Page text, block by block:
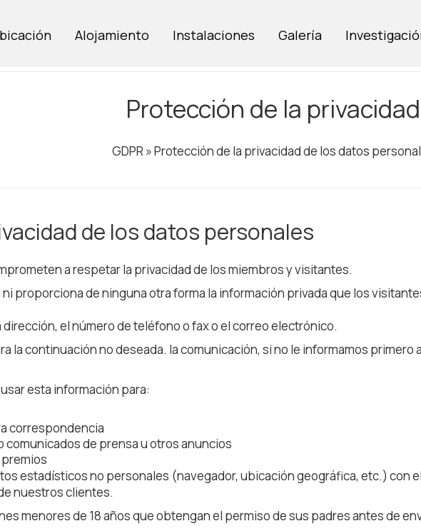
Alojamiento Instalaciones Galería
Protección de la privacidad
GDPR » Protección de la privacidad de los datos
de los datos personales
a respetar la privacidad de los miembros y visitantes.
proporciona de ninguna otra forma la información privada que los
el número de teléfono o fax o el correo electrónico.
la continuación no deseada. la comunicación, si no le informamos
esta información para:
correspondencia
de prensa u otros anuncios
estadísticos no personales (navegador, ubicación geográfica, etc.) con
nuestros clientes.
menores de 18 años que obtengan el permiso de sus padres antes de